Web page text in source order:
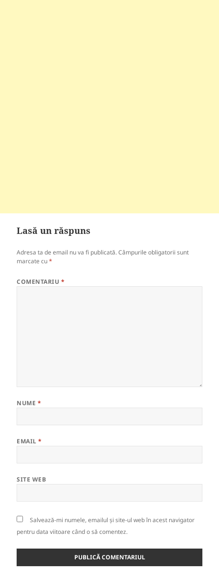
Lasă un răspuns
Adresa ta de email nu va fi publicată. Câmpurile obligatorii sunt
marcate cu*
COMENTARIU *
NUME *
EMAIL*
SITE WEB
Salvează-mi numele, emailul și site-ul web în acest navigator
pentru data viitoare când o să comentez.